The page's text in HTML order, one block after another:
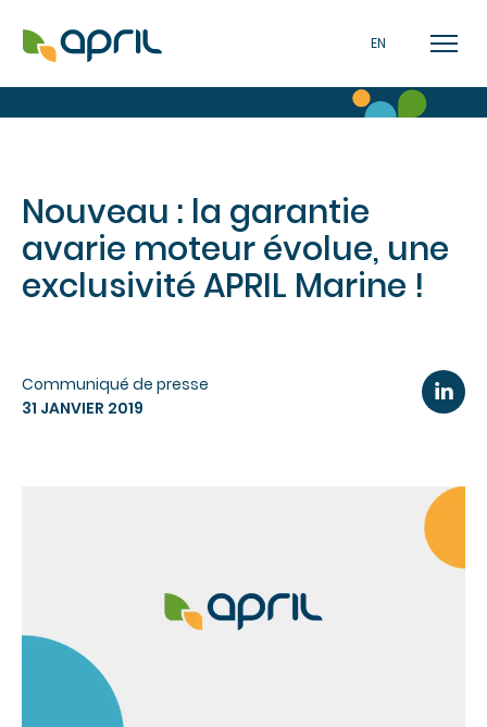
EN
Nouveau : la garantie
avarie moteur évolue, une
exclusivité APRIL Marine !
Communiqué de presse
31 JANVIER 2019